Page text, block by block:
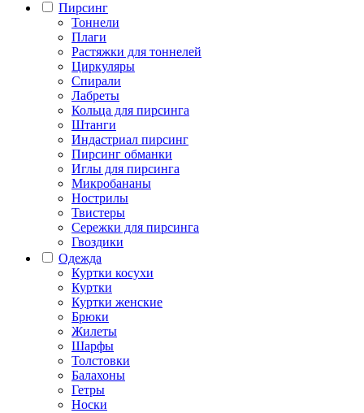
Пирсинг
Тоннели
Плаги
Растяжки для тоннелей
Циркуляры
Спирали
Лабреты
Кольца для пирсинга
Штанги
Индастриал пирсинг
Пирсинг обманки
Иглы для пирсинга
Микробананы
Нострилы
Твистеры
Сережки для пирсинга
Гвоздики
Одежда
Куртки косухи
Куртки
Куртки женские
Брюки
Жилеты
Шарфы
Толстовки
Балахоны
Гетры
Носки